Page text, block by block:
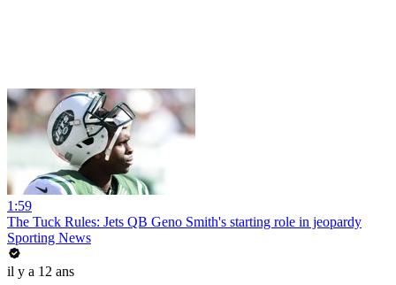
1:59
The Tuck Rules: Jets QB Geno Smith's starting role in jeopardy
Sporting News
il y a 12 ans